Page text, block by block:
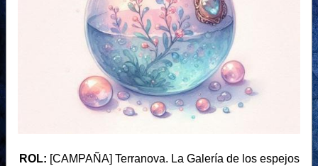
ROL: [CAMPAÑA] Terranova. La Galería de los espejos